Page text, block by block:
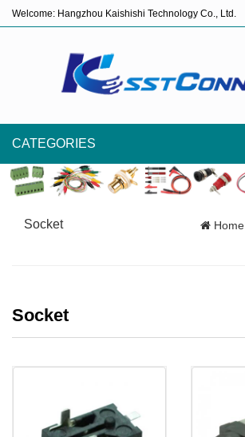
Welcome: Hangzhou Kaishishi Technology Co., Ltd.
CATEGORIES
Socket Home
Socket